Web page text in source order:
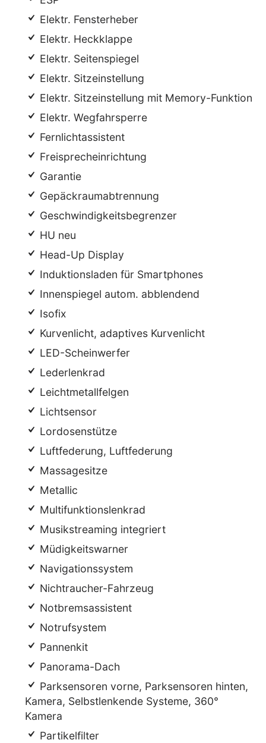
Elektr. Fensterheber
Elektr. Heckklappe
Elektr. Seitenspiegel
Elektr. Sitzeinstellung
Elektr. Sitzeinstellung mit Memory-Funktion
Elektr. Wegfahrsperre
Fernlichtassistent
Freisprecheinrichtung
Garantie
Gepäckraumabtrennung
Geschwindigkeitsbegrenzer
HU neu
Head-Up Display
Induktionsladen für Smartphones
Innenspiegel autom. abblendend
Isofix
Kurvenlicht, adaptives Kurvenlicht
LED-Scheinwerfer
Lederlenkrad
Leichtmetallfelgen
Lichtsensor
Lordosenstütze
Luftfederung, Luftfederung
Massagesitze
Metallic
Multifunktionslenkrad
Musikstreaming integriert
Müdigkeitswarner
Navigationssystem
Nichtraucher-Fahrzeug
Notbremsassistent
Notrufsystem
Pannenkit
Panorama-Dach
Parksensoren vorne, Parksensoren hinten,
Kamera, Selbstlenkende Systeme, 360°
Kamera
Partikelfilter